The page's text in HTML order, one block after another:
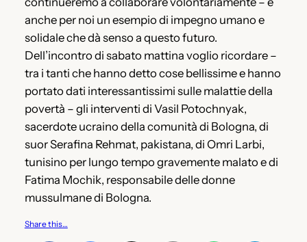
anche per noi un esempio di impegno umano e
solidale che dà senso a questo futuro.
Dell’incontro di sabato mattina voglio ricordare –
tra i tanti che hanno detto cose bellissime e hanno
portato dati interessantissimi sulle malattie della
povertà – gli interventi di Vasil Potochnyak,
sacerdote ucraino della comunità di Bologna, di
suor Serafina Rehmat, pakistana, di Omri Larbi,
tunisino per lungo tempo gravemente malato e di
Fatima Mochik, responsabile delle donne
mussulmane di Bologna.
Share this…